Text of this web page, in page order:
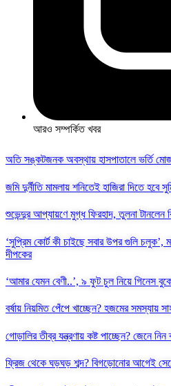
আরও সম্পর্কিত খবর
অতি সঙ্কটজনক অবস্থায় হাসপাতালে ভর্তি
জমি দুর্নীতি মামলায় শনিতেই হাজিরা দিতে
শুভেন্দুর আপ্যায়ণে মুগ্ধ ফিরহাদ, তুলনা টানলেন
‘সুপ্রিম কোর্ট কী চাইছে সবার উপর গুলি চলুক’,
দীপকের
‘আমার যেমন বেণী..’, ৯ ফুট চুল নিয়ে গিনেস
বর্ষায় নিয়মিত পেঁপে খাচ্ছেন? হজমের সমস্যায়
গোড়ালির তীব্র যন্ত্রণায় কষ্ট পাচ্ছেন? জেনে
ফ্রিজ থেকে ঘড়ঘড় শব্দ? বিগড়োনোর আগেই